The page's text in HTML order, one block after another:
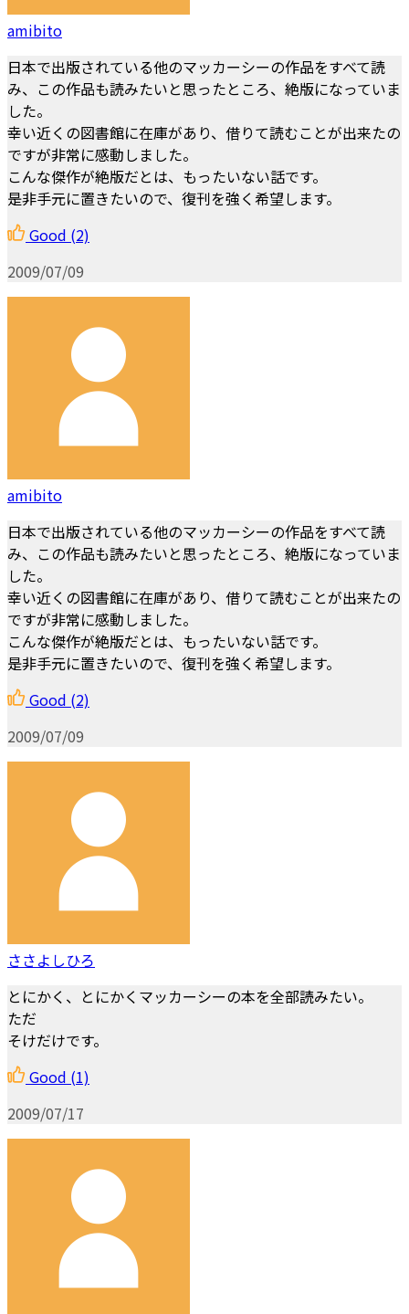
amibito
日本で出版されている他のマッカーシーの作品をすべて読
み、この作品も読みたいと思ったところ、絶版になっていま
した。
幸い近くの図書館に在庫があり、借りて読むことが出来たの
ですが非常に感動しました。
こんな傑作が絶版だとは、もったいない話です。
是非手元に置きたいので、復刊を強く希望します。
Good (2)
2009/07/09
amibito
日本で出版されている他のマッカーシーの作品をすべて読
み、この作品も読みたいと思ったところ、絶版になっていま
した。
幸い近くの図書館に在庫があり、借りて読むことが出来たの
ですが非常に感動しました。
こんな傑作が絶版だとは、もったいない話です。
是非手元に置きたいので、復刊を強く希望します。
Good (2)
2009/07/09
ささよしひろ
とにかく、とにかくマッカーシーの本を全部読みたい。
ただ
そけだけです。
Good (1)
2009/07/17